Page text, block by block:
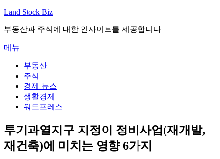
내
으
로
바
Land Stock Biz
부동산과 주식에 대한 인사이트를 제공합니다
메뉴
부동산
주식
경제 뉴스
생활경제
워드프레스
투기과열지구 지정이 정비사업(재개발,
재건축)에 미치는 영향 6가지